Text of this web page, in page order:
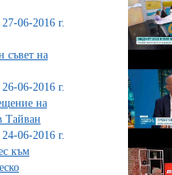
27-06-2016 г.
съвет на
26-06-2016 г.
на
Тайван
24-06-2016 г.
към